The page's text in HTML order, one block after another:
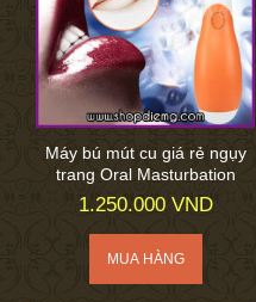
Máy bú mút cu giá rẻ ngụy
trang Oral Masturbation
1.250.000 VND